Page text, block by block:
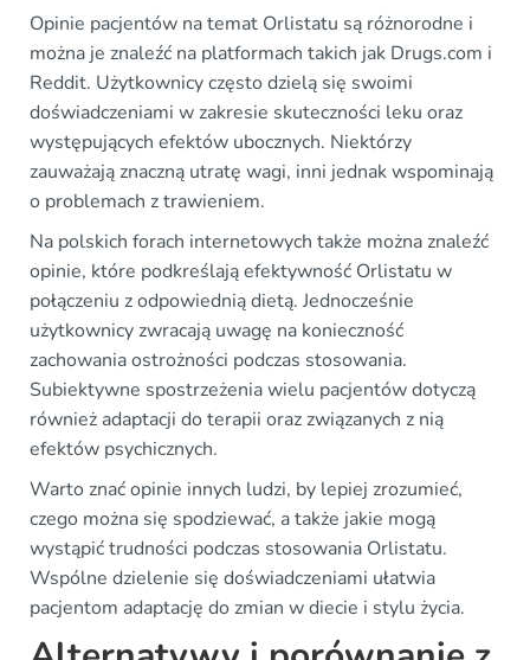
Opinie pacjentów na temat Orlistatu są różnorodne i
można je znaleźć na platformach takich jak Drugs.com i
Reddit. Użytkownicy często dzielą się swoimi
doświadczeniami w zakresie skuteczności leku oraz
występujących efektów ubocznych. Niektórzy
zauważają znaczną utratę wagi, inni jednak wspominają
o problemach z trawieniem.
Na polskich forach internetowych także można znaleźć
opinie, które podkreślają efektywność Orlistatu w
połączeniu z odpowiednią dietą. Jednocześnie
użytkownicy zwracają uwagę na konieczność
zachowania ostrożności podczas stosowania.
Subiektywne spostrzeżenia wielu pacjentów dotyczą
również adaptacji do terapii oraz związanych z nią
efektów psychicznych.
Warto znać opinie innych ludzi, by lepiej zrozumieć,
czego można się spodziewać, a także jakie mogą
wystąpić trudności podczas stosowania Orlistatu.
Wspólne dzielenie się doświadczeniami ułatwia
pacjentom adaptację do zmian w diecie i stylu życia.